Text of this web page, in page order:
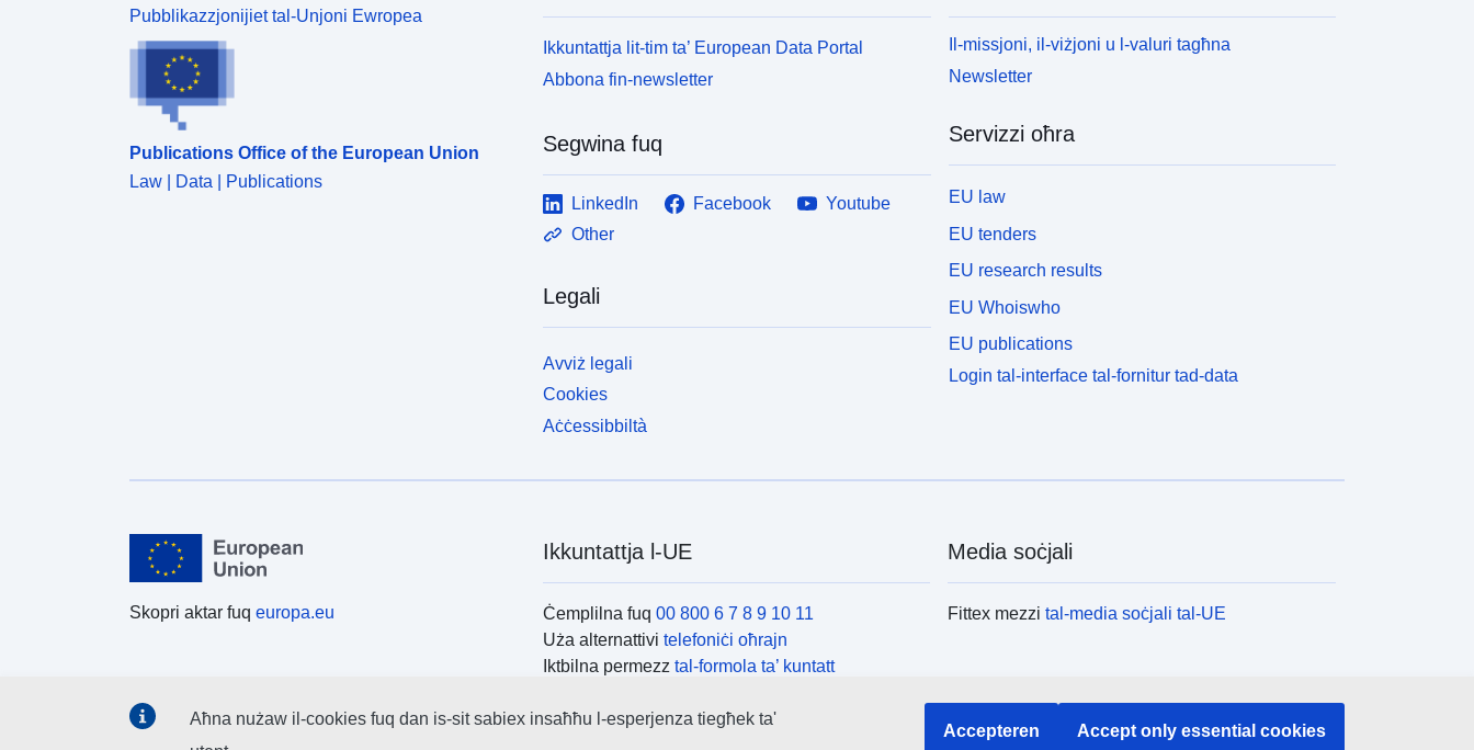
Pubblikazzjonijiet tal-Unjoni Ewropea
Publications Office of the European Union
Law | Data | Publications
Ikkuntattja lit-tim ta’ European Data Portal
Abbona fin-newsletter
Segwina fuq
LinkedIn Facebook
Youtube
Other
Legali
Avviż legali
Cookies
Aċċessibbiltà
Il-missjoni, il-viżjoni u l-valuri tagħna
Newsletter
Servizzi oħra
EU law
EU tenders
EU research results
EU Whoiswho
EU publications
Login tal-interface tal-fornitur tad-data
Skopri aktar fuq europa.eu
Ikkuntattja l-UE
Ċemplilna fuq 00 800 6 7 8 9 10 11
Uża alternattivi telefoniċi oħrajn
Iktbilna permezz tal-formola ta’ kuntatt
Media soċjali
Fittex mezzital-media soċjali tal-UE
Aħna nużaw il-cookies fuq dan is-sit sabiex insaħħu l-esperjenza tiegħek ta'
Accepteren Accept only essential cookies